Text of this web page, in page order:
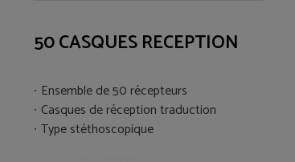
50 CASQUES RECEPTION
Ensemble de 50 récepteurs
Casques de réception traduction
Type stéthoscopique